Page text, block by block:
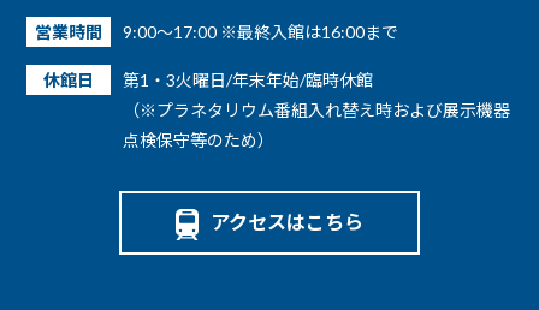
営業時間 9:00～17:00 ※最終入館は16:00まで
休館日
第1・3火曜日/年末年始/臨時休館
（※プラネタリウム番組入れ替え時および展示機器
点検保守等のため）
アクセスはこちら